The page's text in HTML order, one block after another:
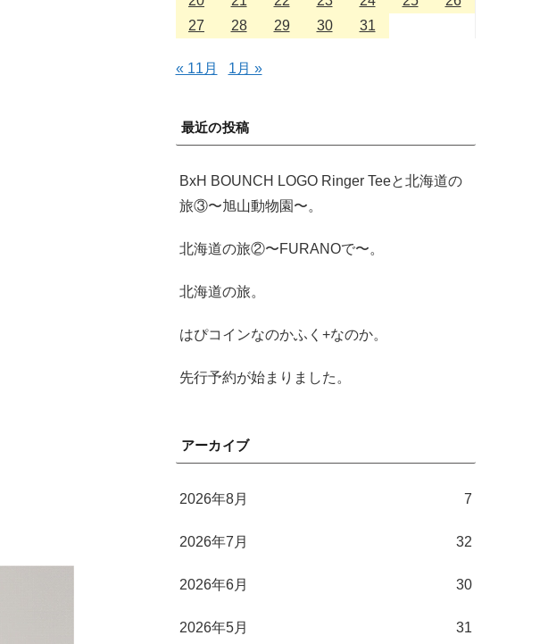
27
28 29 30 31
« 11月 1月 »
最近の投稿
BxH BOUNCH LOGO Ringer Teeと北海道の
旅③〜旭山動物園〜。
北海道の旅②〜FURANOで〜。
北海道の旅。
はぴコインなのかふく+なのか。
先行予約が始まりました。
アーカイブ
2026年8月 7
2026年7月 32
2026年6月 30
2026年5月 31